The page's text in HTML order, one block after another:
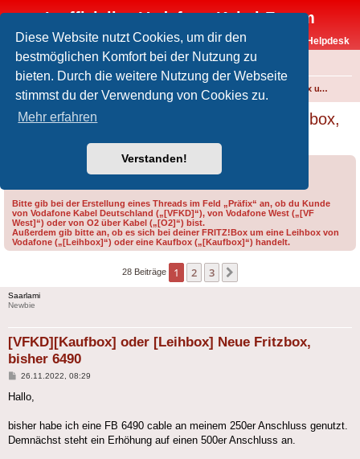
Diese Website nutzt Cookies, um dir den
bestmöglichen Komfort bei der Nutzung zu
bieten. Durch die weitere Nutzung der Webseite
stimmst du der Verwendung von Cookies zu.
Mehr erfahren
Verstanden!
Inoffizielles Vodafone-Kabel-Forum
Vodafone-Kabel-Helpdesk
FAQ
Foren-Übersicht FRITZ!Box und weitere Produkte von FRITZ! (ehem. AVM)
[VFKD][Kaufbox] oder [Leihbox] Neue Fritzbox,
Bitte gib bei der Erstellung eines Threads im Feld „Präfix“ an, ob du Kunde
von Vodafone Kabel Deutschland („[VFKD]“), von Vodafone West („[VF
West]“) oder von O2 über Kabel („[O2]“) bist.
Außerdem gib bitte an, ob es sich bei deiner FRITZ!Box um eine Leihbox von
Vodafone („[Leihbox]“) oder eine Kaufbox („[Kaufbox]“) handelt.
28 Beiträge 1 2 3
Saarlami
Newbie
[VFKD][Kaufbox] oder [Leihbox] Neue Fritzbox,
bisher 6490
Beitrag
26.11.2022, 08:29
Hallo,
bisher habe ich eine FB 6490 cable an meinem 250er Anschluss genutzt.
Demnächst steht ein Erhöhung auf einen 500er Anschluss an.